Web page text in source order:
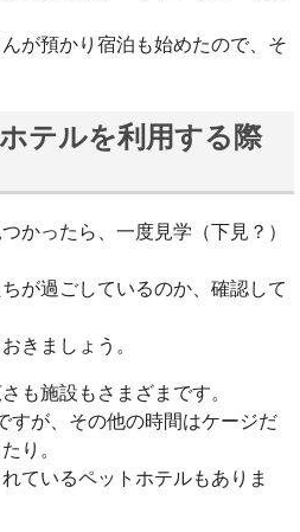
が預かり宿泊も始めたので、そ
テルを利用する際
かったら、一度見学（下見？）
が過ごしているのか、確認して
きましょう。
も施設もさまざまです。
すが、その他の時間はケージだ
り。
ているペットホテルもありま